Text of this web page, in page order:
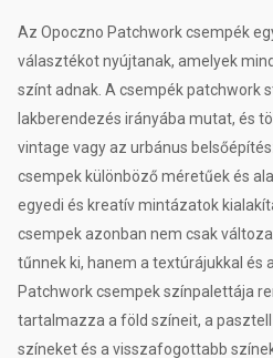
Az Opoczno Patchwork csempék
választékot nyújtanak, amelyek
színt adnak. A csempék patchwork
lakberendezés irányába mutat, és
vintage vagy az urbánus
csempek különböző méretűek és
egyedi és kreatív mintázatok
csempek azonban nem csak
tűnnek ki, hanem a textúrájukkal és
Patchwork csempek színpalettája
tartalmazza a föld színeit, a
színeket és a visszafogottabb